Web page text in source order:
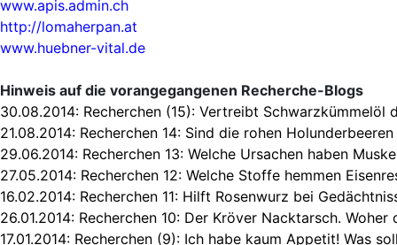
www.apis.admin.ch
http://lomaherpan.at
www.huebner-vital.de
Hinweis auf die vorangegangenen Recherche-Blogs
30.08.2014: Recherchen (15): Vertreibt Schwarzkümmelöl
21.08.2014: Recherchen 14: Sind die rohen
29.06.2014: Recherchen 13: Welche Ursachen haben
27.05.2014: Recherchen 12: Welche Stoffe hemmen
16.02.2014: Recherchen 11: Hilft Rosenwurz bei
26.01.2014: Recherchen 10: Der Kröver Nacktarsch. Woher
17.01.2014: Recherchen (9): Ich habe kaum Appetit! Was